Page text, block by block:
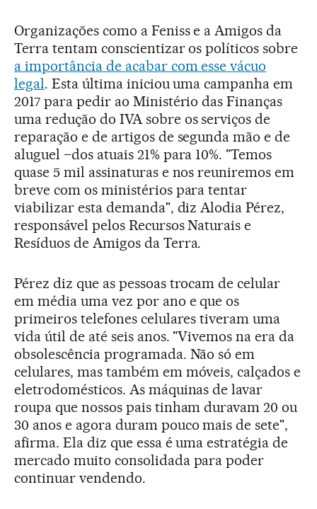
Organizações como a Feniss e a Amigos da
Terra tentam conscientizar os políticos sobre
a importância de acabar com esse vácuo
legal. Esta última iniciou uma campanha em
2017 para pedir ao Ministério das Finanças
uma redução do IVA sobre os serviços de
reparação e de artigos de segunda mão e de
aluguel –dos atuais 21% para 10%. "Temos
quase 5 mil assinaturas e nos reuniremos em
breve com os ministérios para tentar
viabilizar esta demanda", diz Alodia Pérez,
responsável pelos Recursos Naturais e
Resíduos de Amigos da Terra.
Pérez diz que as pessoas trocam de celular
em média uma vez por ano e que os
primeiros telefones celulares tiveram uma
vida útil de até seis anos. "Vivemos na era da
obsolescência programada. Não só em
celulares, mas também em móveis, calçados e
eletrodomésticos. As máquinas de lavar
roupa que nossos pais tinham duravam 20 ou
30 anos e agora duram pouco mais de sete",
afirma. Ela diz que essa é uma estratégia de
mercado muito consolidada para poder
continuar vendendo.